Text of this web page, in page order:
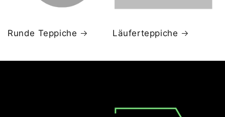
Runde Teppiche Läuferteppiche